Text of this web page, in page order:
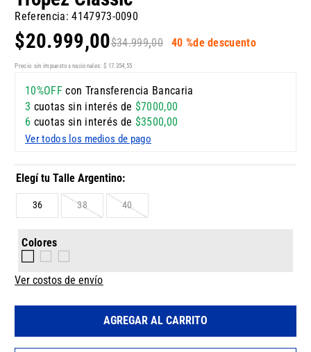
Referencia:4147973-0090
$34.999,00
$20.999,00 40 %de descuento
Precio sin impuestos nacionales: $ 17.354,55
10%OFFcon Transferencia Bancaria
3 cuotas sin interés de $7000,00
6 cuotas sin interés de $3500,00
Ver todos los medios de pago
36 38 40
Colores
Ver costos de envío
AGREGAR AL CARRITO